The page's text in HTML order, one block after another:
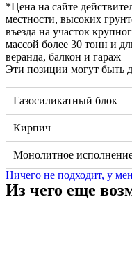
*Цена на сайте
местности, высоких
въезда на участок
массой более 30 тонн и
веранда, балкон и гараж
Эти позиции могут быть
Газосиликатный блок
Кирпич
Монолитное
Ничего не подходит, у
Из чего еще